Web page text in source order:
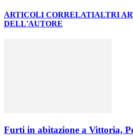
ARTICOLI CORRELATIALTRI
DELL'AUTORE
Furti in abitazione a Vittoria,